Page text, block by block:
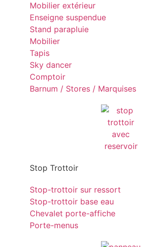
Mobilier extérieur
Enseigne suspendue
Stand parapluie
Mobilier
Tapis
Sky dancer
Comptoir
Barnum / Stores / Marquises
Stop Trottoir
Stop-trottoir sur ressort
Stop-trottoir base eau
Chevalet porte-affiche
Porte-menus